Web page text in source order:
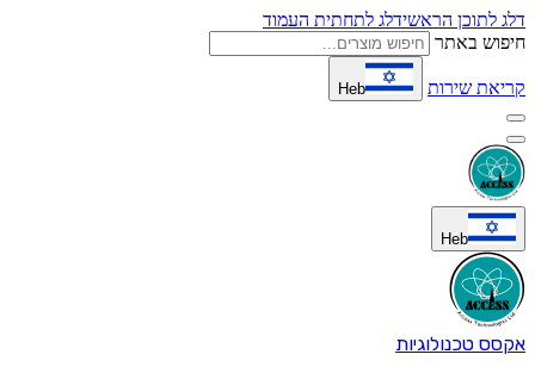
דלג לתוכן הראשידלג לתחתית העמוד
חיפוש באתר
קריאת שירות Heb
Heb
אקסס טכנולוגיות